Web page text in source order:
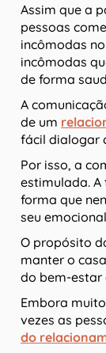
Assim que a
pessoas
incômodas
incômodas
de forma
A
de um
fácil dialogar
Por isso, a
estimulada. A
forma que
seu
O propósito
manter o
do bem-estar
Embora
vezes as
do